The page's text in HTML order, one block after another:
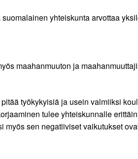
yhteiskunta arvottaa
maahanmuuton ja
työkykyisiä ja usein valmiiksi
tulee yhteiskunnalle
sen negatiiviset vaikutukset